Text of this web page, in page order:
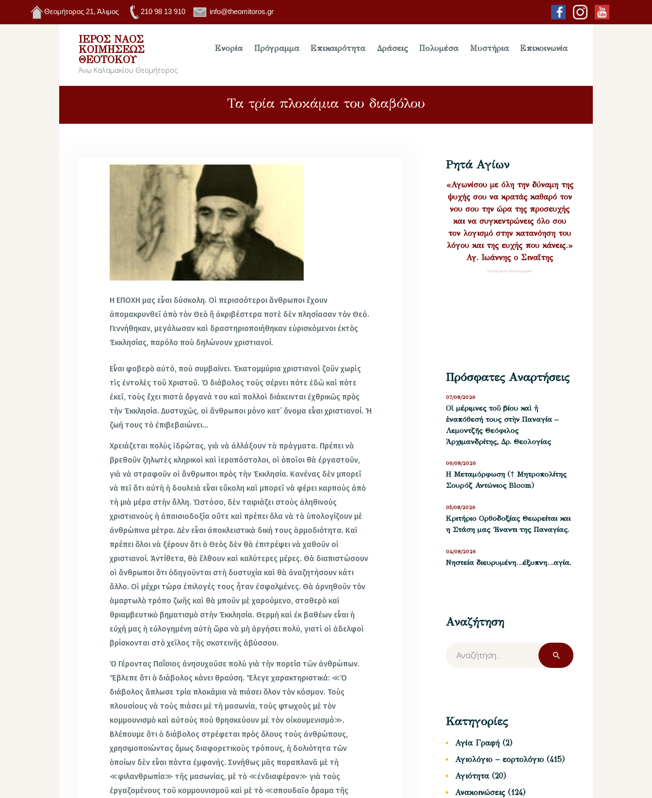
Θεομήτορος 21, Άλιμος 210 98 13 910 info@theomitoros.gr
ΙΕΡΌΣ ΝΑΌΣ
ΚΟΙΜΉΣΕΩΣ
ΘΕΟΤΌΚΟΥ
Άνω Καλαμακίου Θεομήτορος
Ενορία Πρόγραμμα Επικαιρότητα Δράσεις Πολυμέσα Μυστήρια Επικοινωνία
Τα τρία πλοκάμια του διαβόλου
Η ΕΠΟΧΗ μας εἶναι δύσκολη. Οἱ περισσότεροι ἄνθρωποι ἔχουν
ἀπομακρυνθεῖ ἀπὸ τὸν Θεὸ ἢ ἀκριβέστερα ποτὲ δὲν πλησίασαν τὸν Θεό.
Γεννήθηκαν, μεγάλωσαν καὶ δραστηριοποιήθηκαν εὑρισκόμενοι ἐκτὸς
Ἐκκλησίας, παρόλο ποὺ δηλώνουν χριστιανοί.
Εἶναι φοβερὸ αὐτό, ποὺ συμβαίνει. Ἑκατομμύρια χριστιανοὶ ζοῦν χωρὶς
τὶς ἐντολὲς τοῦ Χριστοῦ. Ὁ διάβολος τοὺς σέρνει πότε ἐδῶ καὶ πότε
ἐκεῖ, τοὺς ἔχει πιστὰ ὄργανά του καὶ πολλοὶ διάκεινται ἐχθρικῶς πρὸς
τὴν Ἐκκλησία. Δυστυχῶς, οἱ ἄνθρωποι μόνο κατ᾽ ὄνομα εἶναι χριστιανοί. Ἡ
ζωή τους τὸ ἐπιβεβαιώνει…
Χρειάζεται πολὺς ἱδρώτας, γιὰ νὰ ἀλλάξουν τὰ πράγματα. Πρέπει νὰ
βρεθοῦν ζηλωτὲς κληρικοὶ καὶ ἱεραπόστολοι, οἱ ὁποῖοι θὰ ἐργαστοῦν,
γιὰ νὰ στραφοῦν οἱ ἄνθρωποι πρὸς τὴν Ἐκκλησία. Κανένας δὲν μπορεῖ
νὰ πεῖ ὅτι αὐτὴ ἡ δουλειὰ εἶναι εὔκολη καὶ μπορεῖ νὰ φέρει καρποὺς ἀπὸ
τὴ μιὰ μέρα στὴν ἄλλη. Ὡστόσο, δὲν ταιριάζει στοὺς ἀληθινοὺς
χριστιανοὺς ἡ ἀπαισιοδοξία οὔτε καὶ πρέπει ὅλα νὰ τὰ ὑπολογίζουν μὲ
ἀνθρώπινα μέτρα. Δὲν εἶναι ἀποκλειστικὰ δική τους ἁρμοδιότητα. Καὶ
πρέπει ὅλοι νὰ ξέρουν ὅτι ὁ Θεὸς δὲν θὰ ἐπιτρέψει νὰ χαθοῦν οἱ
χριστιανοί. Ἀντίθετα, θὰ ἔλθουν καὶ καλύτερες μέρες. Θὰ διαπιστώσουν
οἱ ἄνθρωποι ὅτι ὁδηγοῦνται στὴ δυστυχία καὶ θὰ ἀναζητήσουν κάτι
ἄλλο. Οἱ μέχρι τώρα ἐπιλογές τους ἦταν ἐσφαλμένες. Θὰ ἀρνηθοῦν τὸν
ἁμαρτωλὸ τρόπο ζωῆς καὶ θὰ μποῦν μὲ χαρούμενο, σταθερὸ καὶ
θριαμβευτικὸ βηματισμὸ στὴν Ἐκκλησία. Θερμὴ καὶ ἐκ βαθέων εἶναι ἡ
εὐχή μας ἡ εὐλογημένη αὐτὴ ὥρα νὰ μὴ ἀργήσει πολύ, γιατὶ οἱ ἀδελφοὶ
βρίσκονται στὸ χεῖλος τῆς σκοτεινῆς ἀβύσσου.
Ὁ Γέροντας Παΐσιος ἀνησυχοῦσε πολὺ γιὰ τὴν πορεία τῶν ἀνθρώπων.
Ἔβλεπε ὅτι ὁ διάβολος κάνει θραύση. Ἔλεγε χαρακτηριστικά: ≪Ὁ
διάβολος ἅπλωσε τρία πλοκάμια νὰ πιάσει ὅλον τὸν κόσμον. Τοὺς
πλουσίους νὰ τοὺς πιάσει μὲ τὴ μασωνία, τοὺς φτωχοὺς μὲ τὸν
κομμουνισμὸ καὶ αὐτοὺς ποὺ θρησκεύουν μὲ τὸν οἰκουμενισμό≫.
Βλέπουμε ὅτι ὁ διάβολος στρέφεται πρὸς ὅλους τοὺς ἀνθρώπους,
χρησιμοποιώντας ὅμως διαφορετικοὺς τρόπους, ἡ δολιότητα τῶν
ὁποίων δὲν εἶναι πάντα ἐμφανής. Συνήθως μᾶς παραπλανᾶ μὲ τὴ
≪φιλανθρωπία≫ τῆς μασωνίας, μὲ τὸ ≪ἐνδιαφέρον≫ γιὰ τοὺς
ἐργαζομένους τοῦ κομμουνισμοῦ καὶ μὲ τὸ ≪σπουδαῖο ὅραμα τῆς
Ρητά Αγίων
«Αγωνίσου με όλη την δύναμη της
ψυχής σου να κρατάς καθαρό τον
νου σου την ώρα της προσευχής
και να συγκεντρώνεις όλο σου
τον λογισμό στην κατανόηση του
λόγου και της ευχής που κάνεις.»
Αγ. Ιωάννης ο Σιναΐτης
Σύναξη Νέων Παλαιοχωρίου
Πρόσφατες Αναρτήσεις
Οἱ μέριμνες τοῦ βίου καὶ ἡ
ἐναπόθεσή τους στὴν Παναγία –
Λεμοντζῆς Θεόφιλος
Ἀρχιμανδρίτης, Δρ. Θεολογίας
07/08/2026
Η Μεταμόρφωση († Μητροπολίτης
Σουρόζ Αντώνιος Bloom)
06/08/2026
Kριτήριο Oρθοδοξίας Θεωρείται και
η Στάση μας ΄Εναντι της Παναγίας.
05/08/2026
Νηστεία διευρυμένη…έξυπνη…αγία.
04/08/2026
Αναζήτηση
Αναζήτηση
για:
Κατηγορίες
Αγία Γραφή (2)
Αγιολόγιο – εορτολόγιο (415)
Αγιότητα(20)
Ανακοινώσεις (124)